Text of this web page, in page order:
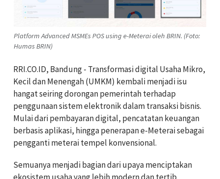
Platform Advanced MSMEs POS using e-Meterai oleh BRIN. (Foto:
Humas BRIN)
RRI.CO.ID, Bandung - Transformasi digital UsahaMikro,
Kecil dan Menengah (UMKM) kembali menjadi isu
hangat seiring dorongan pemerintah terhadap
penggunaan sistem elektronik dalam transaksi bisnis.
Mulai dari pembayaran digital, pencatatan keuangan
berbasis aplikasi, hingga penerapan e-Meterai sebagai
pengganti meterai tempel konvensional.
Semuanya menjadi bagian dari upaya menciptakan